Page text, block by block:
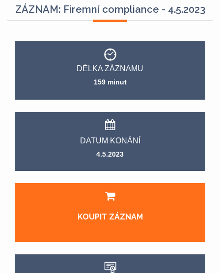
ZÁZNAM: Firemní compliance - 4.5.2023
DÉLKA ZÁZNAMU
159 minut
DATUM KONÁNÍ
4.5.2023
KOUPIT ZÁZNAM